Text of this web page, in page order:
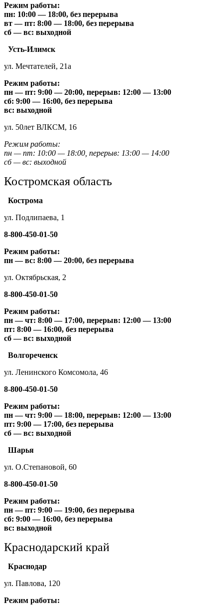
Режим работы:
пн: 10:00 — 18:00, без перерыва
вт — пт: 8:00 — 18:00, без перерыва
сб — вс: выходной
Усть-Илимск
ул. Мечтателей, 21а
Режим работы:
пн — пт: 9:00 — 20:00, перерыв: 12:00 — 13:00
сб: 9:00 — 16:00, без перерыва
вс: выходной
ул. 50лет ВЛКСМ, 16
Режим работы:
пн — пт: 10:00 — 18:00, перерыв: 13:00 — 14:00
сб — вс: выходной
Костромская область
Кострома
ул. Подлипаева, 1
8-800-450-01-50
Режим работы:
пн — вс: 8:00 — 20:00, без перерыва
ул. Октябрьская, 2
8-800-450-01-50
Режим работы:
пн — чт: 8:00 — 17:00, перерыв: 12:00 — 13:00
пт: 8:00 — 16:00, без перерыва
сб — вс: выходной
Волгореченск
ул. Ленинского Комсомола, 46
8-800-450-01-50
Режим работы:
пн — чт: 9:00 — 18:00, перерыв: 12:00 — 13:00
пт: 9:00 — 17:00, без перерыва
сб — вс: выходной
Шарья
ул. О.Степановой, 60
8-800-450-01-50
Режим работы:
пн — пт: 9:00 — 19:00, без перерыва
сб: 9:00 — 16:00, без перерыва
вс: выходной
Краснодарский край
Краснодар
ул. Павлова, 120
Режим работы: